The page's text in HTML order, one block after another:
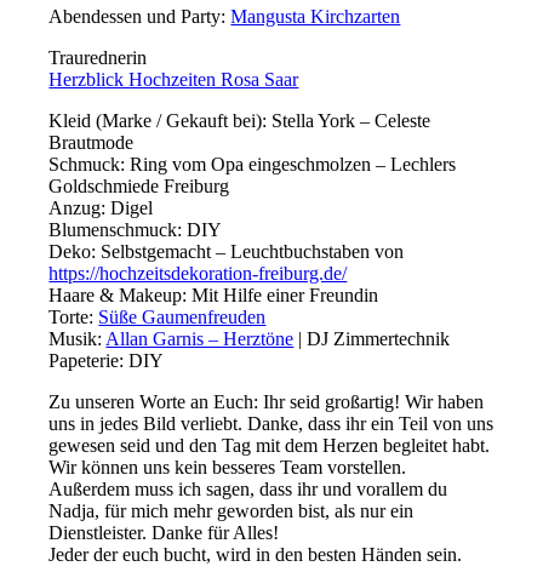
Abendessen und Party:Mangusta Kirchzarten
Traurednerin
Herzblick Hochzeiten Rosa Saar
Kleid (Marke / Gekauft bei): Stella York – Celeste
Brautmode
Schmuck: Ring vom Opa eingeschmolzen – Lechlers
Goldschmiede Freiburg
Anzug: Digel
Blumenschmuck: DIY
Deko: Selbstgemacht – Leuchtbuchstaben von
https://hochzeitsdekoration-freiburg.de/
Haare & Makeup: Mit Hilfe einer Freundin
Torte: Süße Gaumenfreuden
Musik: Allan Garnis – Herztöne | DJ Zimmertechnik
Papeterie: DIY
Zu unseren Worte an Euch: Ihr seid großartig! Wir haben
uns in jedes Bild verliebt. Danke, dass ihr ein Teil von uns
gewesen seid und den Tag mit dem Herzen begleitet habt.
Wir können uns kein besseres Team vorstellen.
Außerdem muss ich sagen, dass ihr und vorallem du
Nadja, für mich mehr geworden bist, als nur ein
Dienstleister. Danke für Alles!
Jeder der euch bucht, wird in den besten Händen sein.